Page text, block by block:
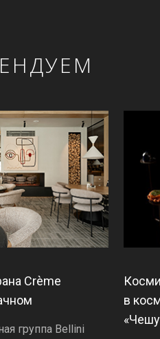
Crème
группа Bellini
в